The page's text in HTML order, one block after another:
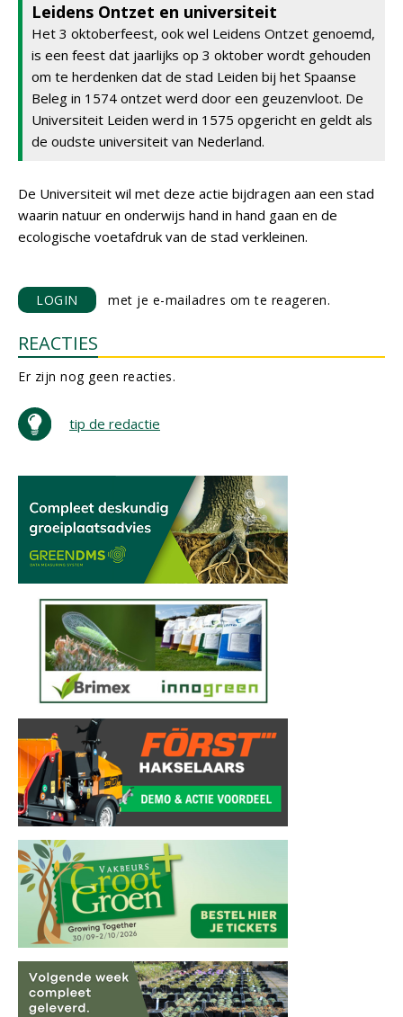
Leidens Ontzet en universiteit
Het 3 oktoberfeest, ook wel Leidens Ontzet genoemd,
is een feest dat jaarlijks op 3 oktober wordt gehouden
om te herdenken dat de stad Leiden bij het Spaanse
Beleg in 1574 ontzet werd door een geuzenvloot. De
Universiteit Leiden werd in 1575 opgericht en geldt als
de oudste universiteit van Nederland.
De Universiteit wil met deze actie bijdragen aan een stad
waarin natuur en onderwijs hand in hand gaan en de
ecologische voetafdruk van de stad verkleinen.
LOGIN met je e-mailadres om te reageren.
REACTIES
Er zijn nog geen reacties.
tip de redactie